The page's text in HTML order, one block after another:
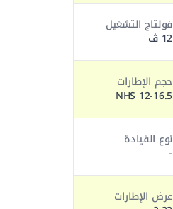
فولتاج التشغيل
12 ڤ
حجم الإطارات
12-16.5 NHS
نوع القيادة
-
عرض الإطارات